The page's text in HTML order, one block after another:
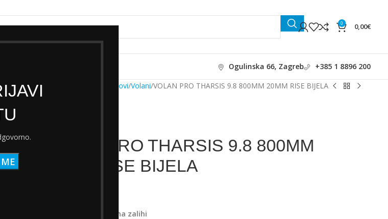
0 0,00€
Ogulinska 66, Zagreb +385 1 8896 200
Početna Dijelovi Volani VOLAN PRO THARSIS 9.8 800MM 20MM RISE BIJELA
VOLAN PRO THARSIS 9.8 800MM
20MM RISE BIJELA
Samo 2 komad(a) na zalihi